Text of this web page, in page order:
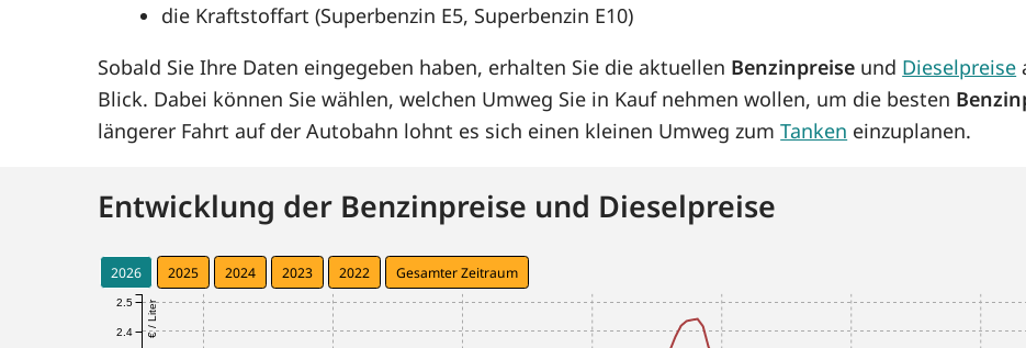
die Kraftstoffart (Superbenzin E5, Superbenzin E10)
Sobald Sie Ihre Daten eingegeben haben, erhalten Sie die aktuellen Benzinpreise und Dieselpreise
Blick. Dabei können Sie wählen, welchen Umweg Sie in Kauf nehmen wollen, um die besten
längerer Fahrt auf der Autobahn lohnt es sich einen kleinen Umweg zumTanken einzuplanen.
Entwicklung der Benzinpreise und Dieselpreise
2026 2025 2024 2023 2022 Gesamter Zeitraum
€ / Liter
2.4
2.5